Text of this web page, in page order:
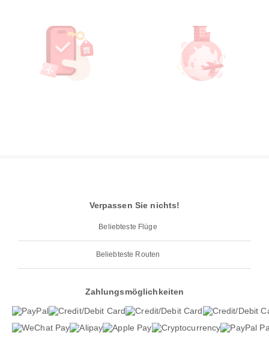
Verpassen Sie nichts!
Beliebteste Flüge
Beliebteste Routen
Zahlungsmöglichkeiten